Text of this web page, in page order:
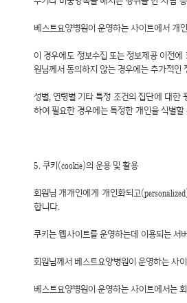
베스트요양병원이 운영하는 사이트에서 개
이 경우에도 정보수집 또는 정보제공 이전
원님께서 동의하지 않는 경우에는 추가적인
성별, 연령별 기타 특정 조건의 집단에 대
하여 필요한 경우에는 특정한 개인을 식별
5. 쿠키(cookie)의 운용 및 활용
회원님 개개인에게 개인화되고
합니다.
쿠키는 웹사이트를 운영하는데 이용되는 서
회원님께서 베스트요양병원이 운영하는 사
베스트요양병원이 운영하는 사이트에서는